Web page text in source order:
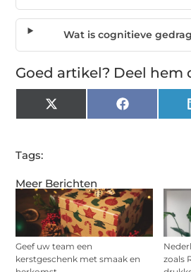
Meer Berichten
Geef uw team een
kerstgeschenk met smaak en
zoals
Wat is cognitieve
Goed artikel? Deel hem
X
(Twitter)
Facebook
Tags: